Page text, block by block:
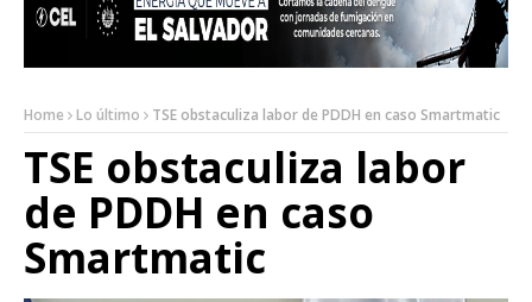
Home Lo último TSE obstaculiza labor de PDDH en caso Smartmatic
TSE obstaculiza labor
de PDDH en caso
Smartmatic